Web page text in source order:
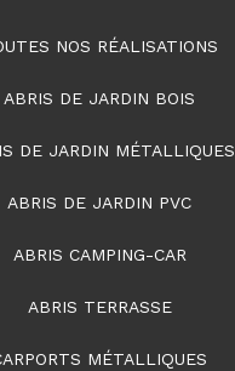
NOS RÉALISATIONS
ABRIS DE JARDIN BOIS
DE JARDIN MÉTALLIQUES
ABRIS DE JARDIN PVC
ABRIS CAMPING-CAR
ABRIS TERRASSE
MÉTALLIQUES